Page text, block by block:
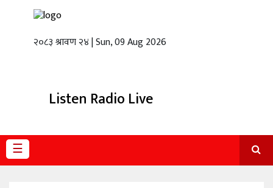
२०८३ श्रावण २४ | Sun, 09 Aug 2026
Listen Radio Live
☰
अर्थबाणिज्य
शिक्षा